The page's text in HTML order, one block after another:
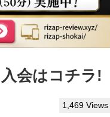
会はコチラ!
1,469 Views